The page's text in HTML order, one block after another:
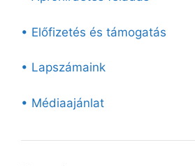
• Előfizetés és támogatás
• Lapszámaink
• Médiaajánlat